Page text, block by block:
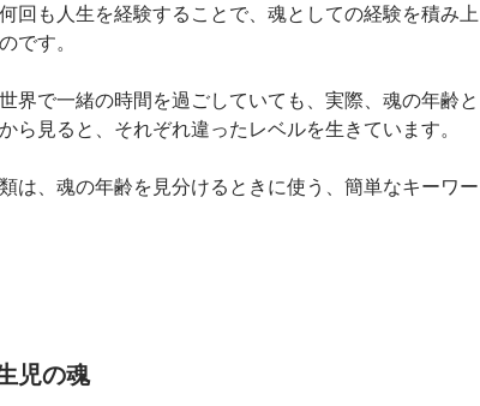
回も人生を経験することで、魂としての経験を積み上
です。
界で一緒の時間を過ごしていても、実際、魂の年齢と
ら見ると、それぞれ違ったレベルを生きています。
は、魂の年齢を見分けるときに使う、簡単なキーワー
児の魂